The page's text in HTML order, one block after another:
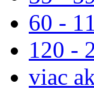
60 -
120 -
viac